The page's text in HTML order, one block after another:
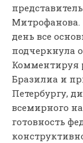
день все
подчеркнула
Комментируя
Бразилиа и
Петербургу,
всемирного
готовность